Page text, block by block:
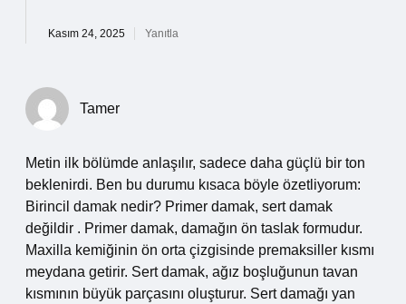
Kasım 24, 2025 Yanıtla
Tamer
Metin ilk bölümde anlaşılır, sadece daha güçlü bir ton
beklenirdi. Ben bu durumu kısaca böyle özetliyorum:
Birincil damak nedir? Primer damak, sert damak
değildir . Primer damak, damağın ön taslak formudur.
Maxilla kemiğinin ön orta çizgisinde premaksiller kısmı
meydana getirir. Sert damak, ağız boşluğunun tavan
kısmının büyük parçasını oluşturur. Sert damağı yan